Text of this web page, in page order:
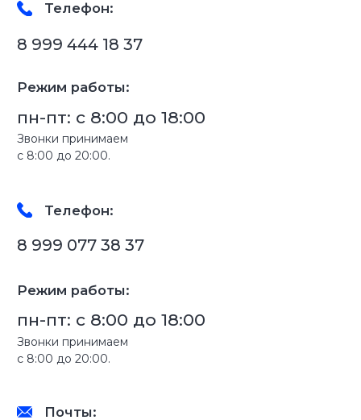
Соц. сети:
Обратная связь
Нажимая кнопку, Вы даёте согласие на обработку
персональных данных